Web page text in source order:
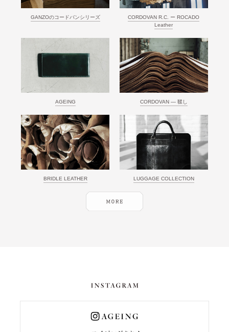
GANZOのコードバンシリーズ
CORDOVAN R.C. ー ROCADO
Leather
AGEING CORDOVAN ― 鞣し
BRIDLE LEATHER LUGGAGE COLLECTION